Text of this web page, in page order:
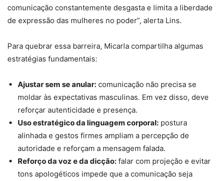
comunicação constantemente desgasta e limita a liberdade
de expressão das mulheres no poder”, alerta Lins.
Para quebrar essa barreira, Micarla compartilha algumas
estratégias fundamentais:
Ajustar sem se anular: comunicação não precisa se
moldar às expectativas masculinas. Em vez disso, deve
reforçar autenticidade e presença.
Uso estratégico da linguagem corporal: postura
alinhada e gestos firmes ampliam a percepção de
autoridade e reforçam a mensagem falada.
Reforço da voz e da dicção: falar com projeção e evitar
tons apologéticos impede que a comunicação seja